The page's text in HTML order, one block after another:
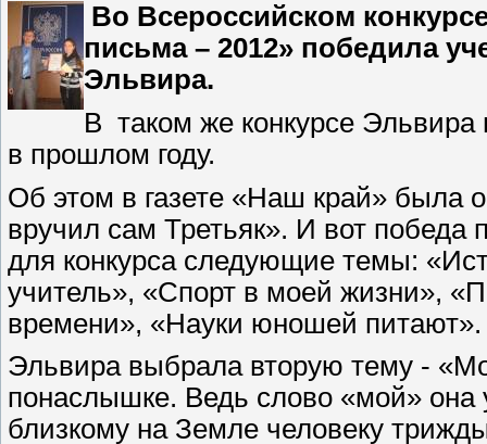
Во Всероссийском
письма – 2012» победила
Эльвира.
В таком же конкурсе
в прошлом году.
Об этом в газете «Наш край» была
вручил сам Третьяк». И вот
для конкурса следующие темы:
учитель», «Спорт в моей жизни»,
времени», «Науки юношей питают».
Эльвира выбрала вторую тему -
понаслышке. Ведь слово «мой» она
близкому на Земле человеку